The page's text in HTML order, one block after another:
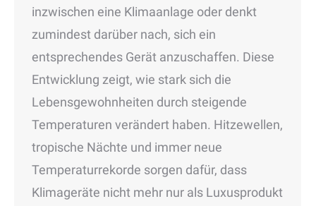
inzwischen eine Klimaanlage oder denkt
zumindest darüber nach, sich ein
entsprechendes Gerät anzuschaffen. Diese
Entwicklung zeigt, wie stark sich die
Lebensgewohnheiten durch steigende
Temperaturen verändert haben. Hitzewellen,
tropische Nächte und immer neue
Temperaturrekorde sorgen dafür, dass
Klimageräte nicht mehr nur als Luxusprodukt